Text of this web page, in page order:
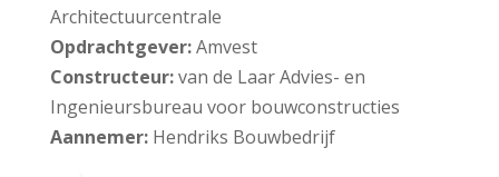
Architectuurcentrale
Opdrachtgever:Amvest
Constructeur:van de Laar Advies- en
Ingenieursbureau voor bouwconstructies
Aannemer:Hendriks Bouwbedrijf